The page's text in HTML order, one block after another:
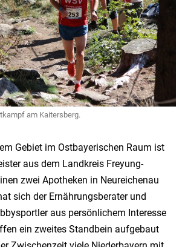
am Kaitersberg.
Gebiet im Ostbayerischen Raum ist
aus dem Landkreis Freyung-
zwei Apotheken in Neureichenau
sich der Ernährungsberater und
aus persönlichem Interesse
ein zweites Standbein aufgebaut